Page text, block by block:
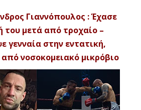
Γιαννόπουλος : Έχασε
του μετά από τροχαίο –
γενναία στην εντατική,
νοσοκομειακό μικρόβιο